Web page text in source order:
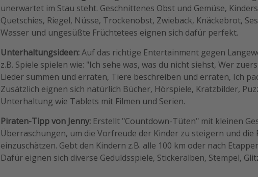
unerwartet im Stau steht. Geschnittenes Obst und Gemüse,
Quetschies, Riegel, Nüsse, Trockenobst, Zwieback, Knäckebrot,
Wasser und ungesüßte Früchtetees eignen sich dafür perfekt.
Unterhaltungsideen:Auf das richtige Entertainment gegen
z.B. Spiele spielen wie: "Ich sehe was, was du nicht siehst, Wer
Lieder summen und erraten, Tiere beschreiben und erraten, Ich
Zusätzlich eignen sich natürlich Bücher, Hörspiele, Kratzbilder,
Unterhaltung wie Tablets mit Filmen und Serien.
Piraten-Tipp von Jenny: Erstellt "Countdown-Tüten" mit kleinen
Überraschungen, um die Vorfreude der Kinder zu steigern und die
einzuschätzen. Gebt den Kindern z.B. alle 100 km oder nach
Dafür eignen sich diverse Geduldsspiele, Stickeralben, Stempel,